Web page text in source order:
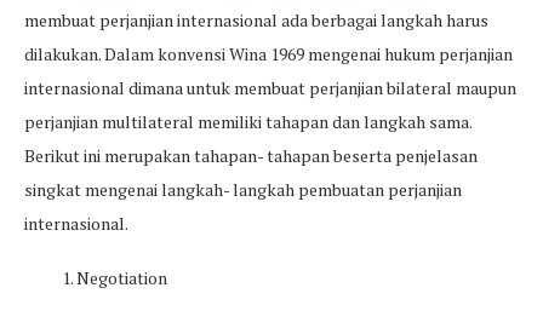
membuat perjanjian internasional ada berbagai langkah harus
dilakukan. Dalam konvensi Wina 1969 mengenai hukum perjanjian
internasional dimana untuk membuat perjanjian bilateral maupun
perjanjian multilateral memiliki tahapan dan langkah sama.
Berikut ini merupakan tahapan- tahapan beserta penjelasan
singkat mengenai langkah- langkah pembuatan perjanjian
internasional.
Negotiation